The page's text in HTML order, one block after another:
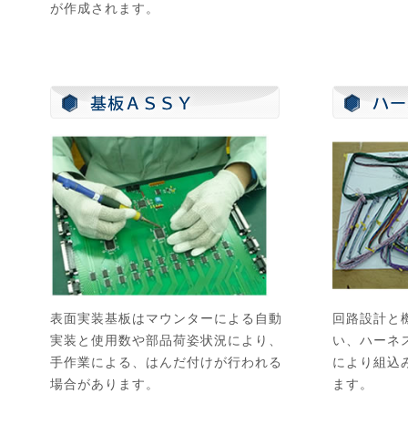
が作成されます。
表面実装基板はマウンターによる自動
実装と使用数や部品荷姿状況により、
手作業による、はんだ付けが行われる
場合があります。
回路設計と
い、ハーネ
により組込
ます。